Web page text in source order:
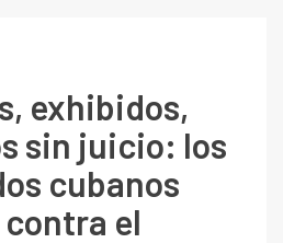
exhibidos,
sin juicio: los
cubanos
el